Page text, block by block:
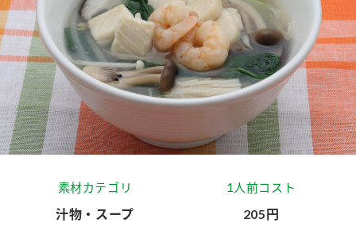
お酢ドリンク ぽん酢
みりん風・料理酒 鍋用調味料
つゆ たれ
キャンペーン情報
ブランド・スペシャルサイト
ブランド・スペシャルサイト トップ
商品ブランドサイト
Fibee（ファイビー）
カンタン酢
お酢ドリンク
企業情報
ミツカングループについて
素材カテゴリ
汁物・スープ
1人前コスト
205円